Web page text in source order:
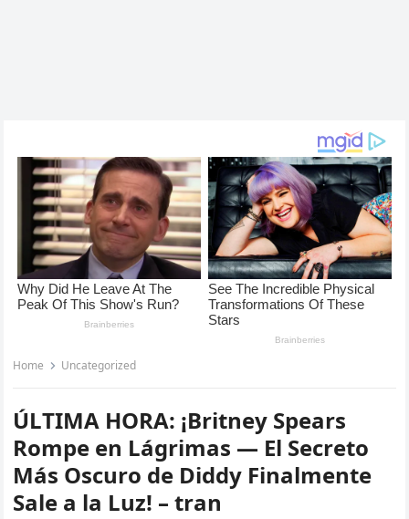
Home Uncategorized
ÚLTIMA HORA: ¡Britney Spears
Rompe en Lágrimas — El Secreto
Más Oscuro de Diddy Finalmente
Sale a la Luz! – tran